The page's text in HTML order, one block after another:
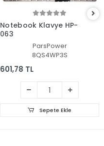
Notebook Klavye HP-
063
ParsPower
8QS4WP3S
601,78 TL
Sepete Ekle